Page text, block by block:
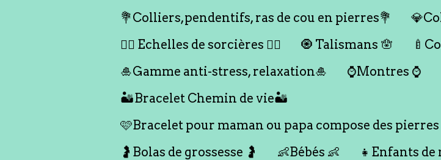
💐Colliers,pendentifs, ras de cou en pierres💐
🧙‍♀️ Echelles de sorcières 🧙‍♀️
🧿 Talismans 🪬
🎍Gamme anti-stress, relaxation🎍
⌚️Montres ⌚️
🏜️Bracelet Chemin de vie🏜️
🩷Bracelet pour maman ou papa compose des
🤰Bolas de grossesse 🤰
👶Bébés 👶
👧Enfants de